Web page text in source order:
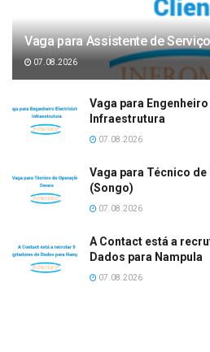
Vaga para Assistente de
07.08.2026
Vaga para
Infraestrutura
07.08.2026
Vaga para Técnico
(Songo)
07.08.2026
A Contact está a
Dados para Nampula
07.08.2026